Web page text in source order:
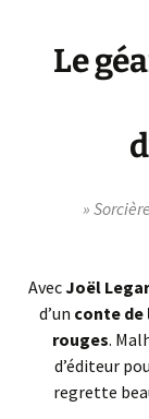
Le
»
AvecJoël
d’un conte de
rouges.
d’éditeur
regrette